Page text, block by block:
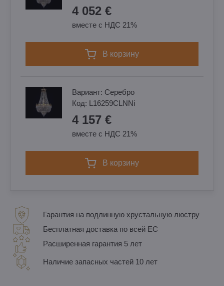
4 052 €
вместе с НДС 21%
в корзину
Вариант: Cеребро
Код: L16259CLNNi
4 157 €
вместе с НДС 21%
в корзину
Гарантия на подлинную хрустальную люстру
Бесплатная доставка по всей ЕС
Расширенная гарантия 5 лет
Наличие запасных частей 10 лет